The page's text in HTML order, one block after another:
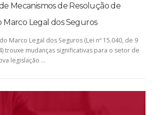
Mecanismos de Resolução de
Marco Legal dos Seguros
Marco Legal dos Seguros (Lei nº 15.040, de 9
trouxe mudanças significativas para o setor de
legislação …